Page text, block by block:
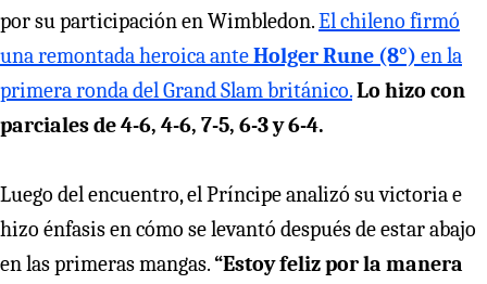
por su participación en Wimbledon.El chileno firmó
una remontada heroica anteHolger Rune (8°) en la
primera ronda del Grand Slam británico.Lo hizo con
parciales de 4-6, 4-6, 7-5, 6-3 y 6-4.
Luego del encuentro, el Príncipe analizó su victoria e
hizo énfasis en cómo se levantó después de estar abajo
en las primeras mangas.“Estoy feliz por la manera